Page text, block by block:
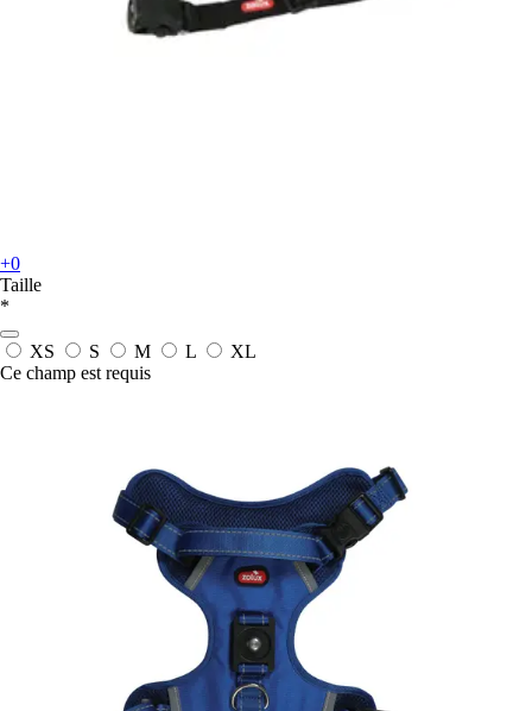
+0
Taille
*
XS S M L
XL
Ce champ est requis